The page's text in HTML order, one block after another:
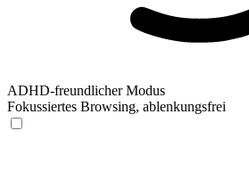
ADHD-freundlicher Modus
Fokussiertes Browsing, ablenkungsfrei